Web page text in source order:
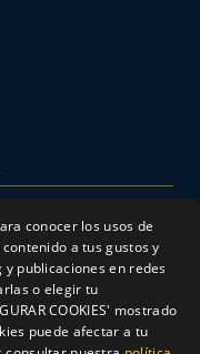
conocer los usos de
a tus gustos y
publicaciones en redes
o elegir tu
COOKIES' mostrado
puede afectar a tu